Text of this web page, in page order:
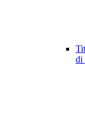
di